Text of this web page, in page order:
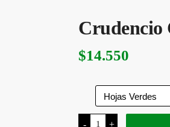
Crudencio
$14.550
-
Crudencio
+